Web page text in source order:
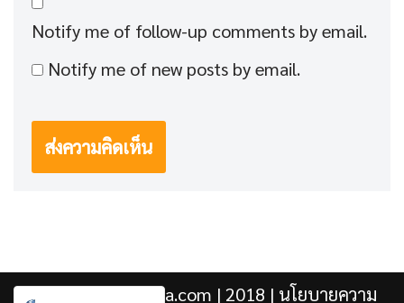
Notify me of follow-up comments by email.
Notify me of new posts by email.
Kengji.co & Punjira.com | 2018 | นโยบายความ